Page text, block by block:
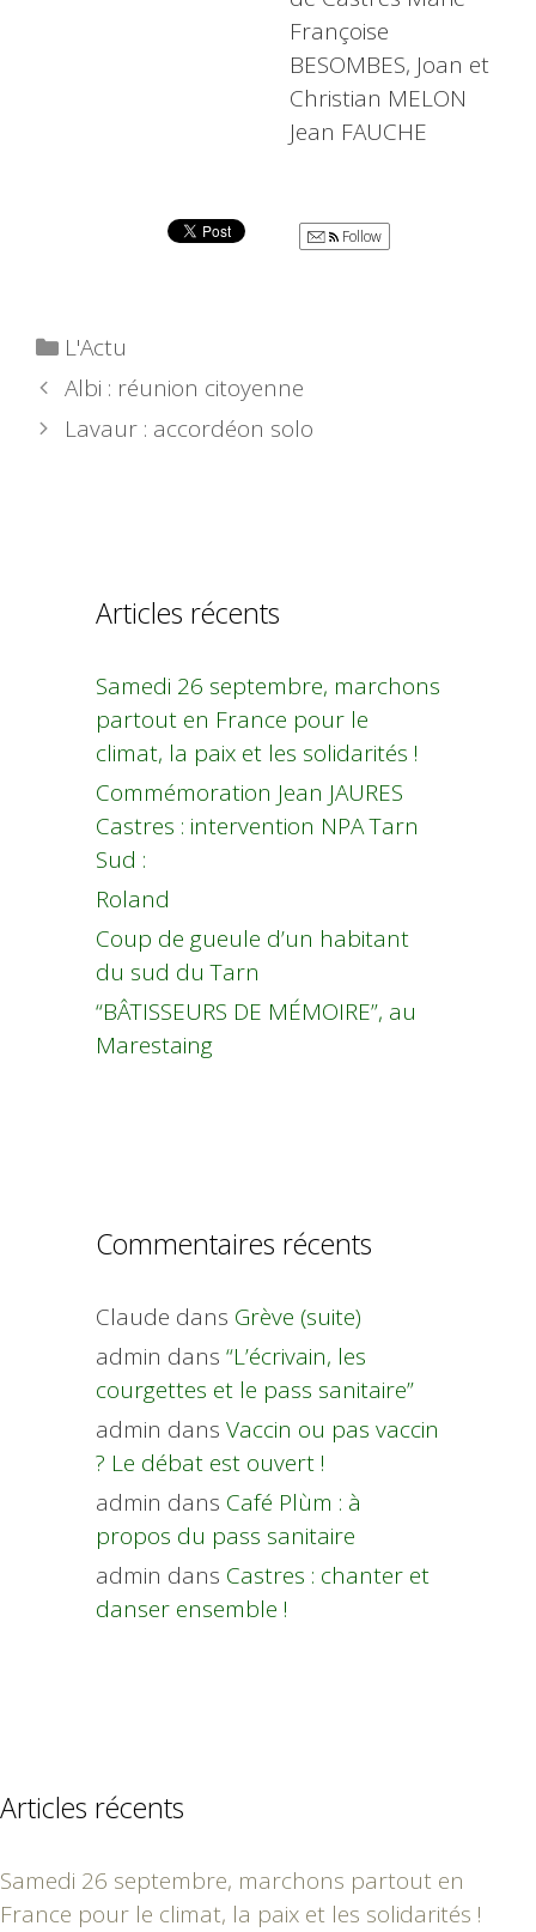
Françoise
BESOMBES, Joan et
Christian MELON
Jean FAUCHE
Follow
Catégories
L'Actu
Albi : réunion citoyenne
Lavaur : accordéon solo
Articles récents
Samedi 26 septembre, marchons
partout en France pour le
climat, la paix et les solidarités !
Commémoration Jean JAURES
Castres : intervention NPA Tarn
Sud :
Roland
Coup de gueule d’un habitant
du sud du Tarn
“BÂTISSEURS DE MÉMOIRE”, au
Marestaing
Commentaires récents
Claude dans Grève (suite)
admin dans “L’écrivain, les
courgettes et le pass sanitaire”
admin dans Vaccin ou pas vaccin
? Le débat est ouvert !
admin dans Café Plùm : à
propos du pass sanitaire
admin dans Castres : chanter et
danser ensemble !
Articles récents
Samedi 26 septembre, marchons partout en
France pour le climat, la paix et les solidarités !